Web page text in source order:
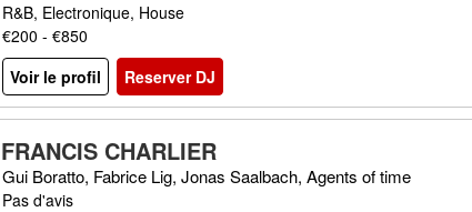
R&B, Electronique, House
€200 - €850
Voir le profil
Reserver DJ
FRANCIS CHARLIER
Gui Boratto, Fabrice Lig, Jonas Saalbach, Agents of time
Pas d'avis